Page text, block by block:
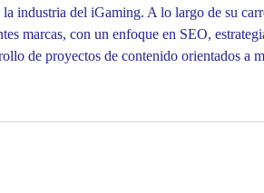
la industria del iGaming. A lo largo de su
marcas, con un enfoque en SEO,
de proyectos de contenido orientados a